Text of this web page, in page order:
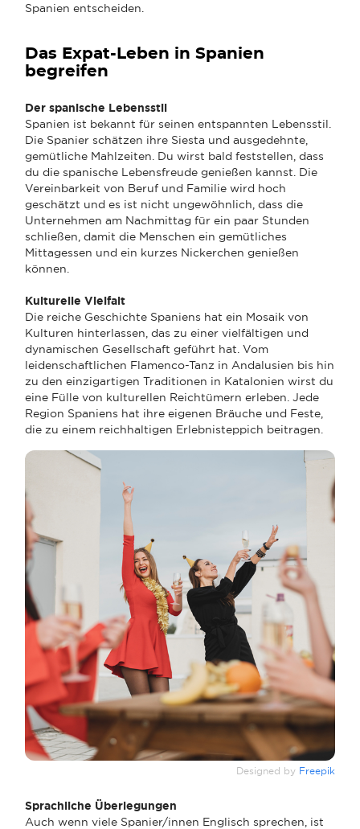
Spanien entscheiden.
Das Expat-Leben in Spanien
begreifen
Der spanische Lebensstil
Spanien ist bekannt für seinen entspannten Lebensstil.
Die Spanier schätzen ihre Siesta und ausgedehnte,
gemütliche Mahlzeiten. Du wirst bald feststellen, dass
du die spanische Lebensfreude genießen kannst. Die
Vereinbarkeit von Beruf und Familie wird hoch
geschätzt und es ist nicht ungewöhnlich, dass die
Unternehmen am Nachmittag für ein paar Stunden
schließen, damit die Menschen ein gemütliches
Mittagessen und ein kurzes Nickerchen genießen
können.
Kulturelle Vielfalt
Die reiche Geschichte Spaniens hat ein Mosaik von
Kulturen hinterlassen, das zu einer vielfältigen und
dynamischen Gesellschaft geführt hat. Vom
leidenschaftlichen Flamenco-Tanz in Andalusien bis hin
zu den einzigartigen Traditionen in Katalonien wirst du
eine Fülle von kulturellen Reichtümern erleben. Jede
Region Spaniens hat ihre eigenen Bräuche und Feste,
die zu einem reichhaltigen Erlebnisteppich beitragen.
Designed by Freepik
Sprachliche Überlegungen
Auch wenn viele Spanier/innen Englisch sprechen, ist